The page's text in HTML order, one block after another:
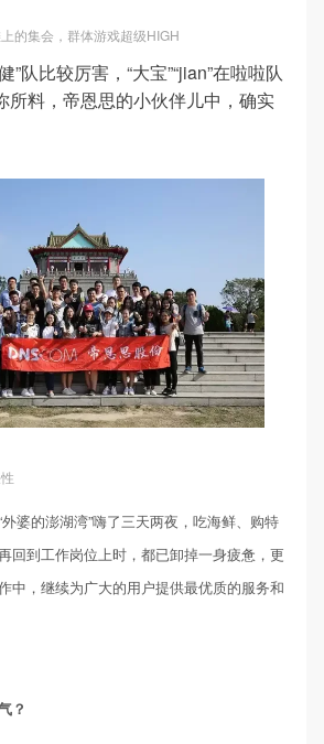
的集会，群体游戏超级HIGH
”队比较厉害，“大宝”“jian”在啦啦队
所料，帝恩思的小伙伴儿中，确实
婆的澎湖湾”嗨了三天两夜，吃海鲜、购特
回到工作岗位上时，都已卸掉一身疲惫，更
中，继续为广大的用户提供最优质的服务和
？